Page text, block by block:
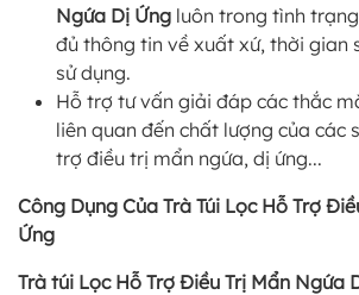
Ngứa Dị Ứng luôn trong tình
đủ thông tin về xuất xứ, thời gian
sử dụng.
Hỗ trợ tư vấn giải đáp các thắc
liên quan đến chất lượng của các
trợ điều trị mẩn ngứa, dị ứng...
Công Dụng Của Trà Túi Lọc Hỗ Trợ
Ứng
Trà túi Lọc Hỗ Trợ Điều Trị Mẩn Ngứa